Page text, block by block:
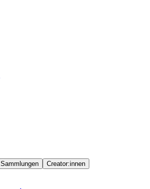
Sammlungen Creator:innen